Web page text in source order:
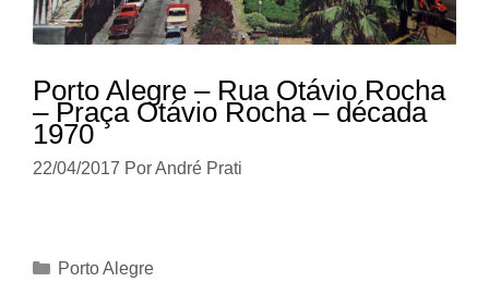
Porto Alegre – Rua Otávio Rocha
– Praça Otávio Rocha – década
1970
22/04/2017 PorAndré Prati
Categorias
Porto Alegre